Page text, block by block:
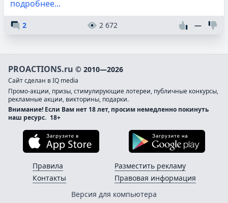
подробнее...
2 2 672 —
PROACTIONS.ru © 2010—2026
Сайт сделан в IQ media
Промо-акции, призы, стимулирующие лотереи, публичные конкурсы,
рекламные акции, викторины, подарки.
Внимание! Если Вам нет 18 лет, просим немедленно покинуть
наш ресурс. 18+
Загрузите в App Store
Правила
Контакты
Разместить рекламу
Правовая информация
Версия для компьютера